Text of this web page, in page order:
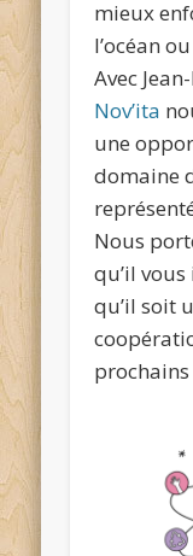
mieux
l’océan
Avec
Nov’ita
une
domaine
Nous
qu’il
qu’il soit